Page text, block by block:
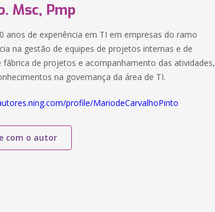
Msc, Pmp
anos de experiência em TI em empresas do ramo
na gestão de equipes de projetos internas e de
de projetos e acompanhamento das atividades,
na governança da área de TI.
profile/MariodeCarvalhoPinto
com o autor